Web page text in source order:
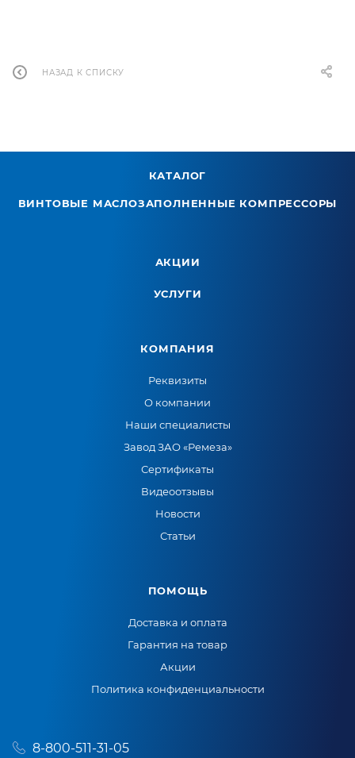
НАЗАД К СПИСКУ
КАТАЛОГ
ВИНТОВЫЕ МАСЛОЗАПОЛНЕННЫЕ КОМПРЕССОРЫ
АКЦИИ
УСЛУГИ
КОМПАНИЯ
Реквизиты
О компании
Наши специалисты
Завод ЗАО «Ремеза»
Сертификаты
Видеоотзывы
Новости
Статьи
ПОМОЩЬ
Доставка и оплата
Гарантия на товар
Акции
Политика конфиденциальности
8-800-511-31-05